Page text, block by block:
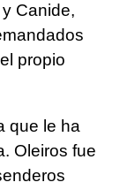
Canide,
propio
que le ha
Oleiros fue